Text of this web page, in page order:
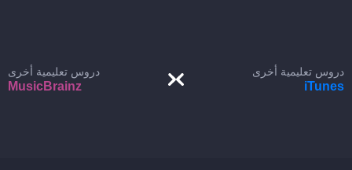
دروس تعليمية أخرى
iTunes
دروس تعليمية أخرى
MusicBrainz